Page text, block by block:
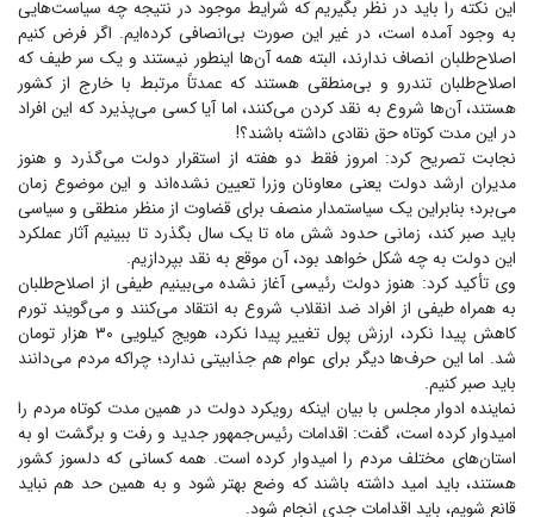
این نکته را باید در نظر بگیریم که شرایط موجود در نتیجه چه سیاست‌هایی
به وجود آمده است، در غیر این صورت بی‌انصافی کرده‌ایم. اگر فرض کنیم
اصلاح‌طلبان انصاف ندارند، البته همه آن‌ها اینطور نیستند و یک سر طیف که
اصلاح‌طلبان تندرو و بی‌منطقی هستند که عمدتاً مرتبط با خارج از کشور
هستند، آن‌ها شروع به نقد کردن می‌کنند، اما آیا کسی می‌پذیرد که این افراد
در این مدت کوتاه حق نقادی داشته باشند؟!
نجابت تصریح کرد: امروز فقط دو هفته از استقرار دولت می‌گذرد و هنوز
مدیران ارشد دولت یعنی معاونان وزرا تعیین نشده‌اند و این موضوع زمان
می‌برد؛ بنابراین یک سیاستمدار منصف برای قضاوت از منظر منطقی و سیاسی
باید صبر کند، زمانی حدود شش ماه تا یک سال بگذرد تا ببینیم آثار عملکرد
این دولت به چه شکل خواهد بود، آن موقع به نقد بپردازیم.
وی تأکید کرد: هنوز دولت رئیسی آغاز نشده می‌بینیم طیفی از اصلاح‌طلبان
به همراه طیفی از افراد ضد انقلاب شروع به انتقاد می‌کنند و می‌گویند تورم
کاهش پیدا نکرد، ارزش پول تغییر پیدا نکرد، هویج کیلویی ۳۰ هزار تومان
شد. اما این حرف‌ها دیگر برای عوام هم جذابیتی ندارد؛ چراکه مردم می‌دانند
باید صبر کنیم.
نماینده ادوار مجلس با بیان اینکه رویکرد دولت در همین مدت کوتاه مردم را
امیدوار کرده است، گفت: اقدامات رئیس‌جمهور جدید و رفت و برگشت او به
استان‌های مختلف مردم را امیدوار کرده است. همه کسانی که دلسوز کشور
هستند، باید امید داشته باشند که وضع بهتر شود و به همین حد هم نباید
قانع شویم، باید اقدامات جدی انجام شود.